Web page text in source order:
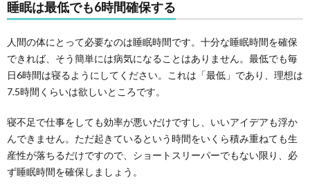
睡眠は最低でも6時間確保する
人間の体にとって必要なのは睡眠時間です。十分な睡眠時間を確保
できれば、そう簡単には病気になることはありません。最低でも毎
日6時間は寝るようにしてください。これは「最低」であり、理想は
7.5時間くらいは欲しいところです。
寝不足で仕事をしても効率が悪いだけですし、いいアイデアも浮か
んできません。ただ起きているという時間をいくら積み重ねても生
産性が落ちるだけですので、ショートスリーパーでもない限り、必
ず睡眠時間を確保しましょう。